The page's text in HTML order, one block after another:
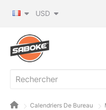
USD
Calendriers De Bureau